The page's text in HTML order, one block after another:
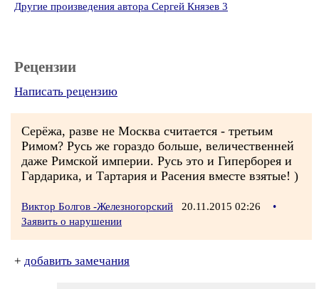
Другие произведения автора Сергей Князев 3
Рецензии
Написать рецензию
Серёжа, разве не Москва считается - третьим
Римом? Русь же гораздо больше, величественней
даже Римской империи. Русь это и Гиперборея и
Гардарика, и Тартария и Расения вместе взятые! )
Виктор Болгов -Железногорский 20.11.2015 02:26
•
Заявить о нарушении
+ добавить замечания